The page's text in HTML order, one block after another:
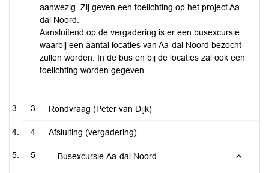
aanwezig. Zij geven een toelichting op het project Aa-
dal Noord.
Aansluitend op de vergadering is er een busexcursie
waarbij een aantal locaties van Aa-dal Noord bezocht
zullen worden. In de bus en bij de locaties zal ook een
toelichting worden gegeven.
3 Rondvraag (Peter van Dijk)
4 Afsluiting (vergadering)
5 Busexcursie Aa-dal Noord